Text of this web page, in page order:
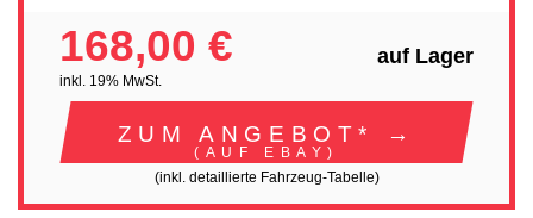
168,00 €
inkl. 19% MwSt.
auf Lager
ZUM ANGEBOT* →
(AUF EBAY)
(inkl. detaillierte Fahrzeug-Tabelle)